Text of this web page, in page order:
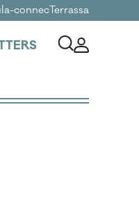
-connecTerrassa